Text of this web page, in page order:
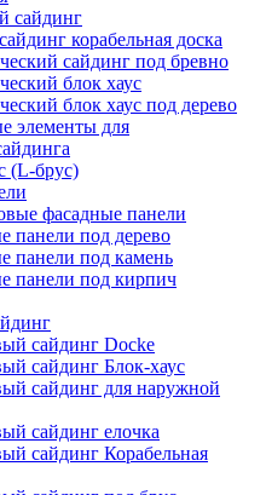
сайдинг
корабельная доска
сайдинг под бревно
блок хаус
блок хаус под дерево
элементы для
(L-брус)
фасадные панели
панели под дерево
панели под камень
панели под кирпич
сайдинг Docke
сайдинг Блок-хаус
сайдинг для наружной
сайдинг елочка
сайдинг Корабельная